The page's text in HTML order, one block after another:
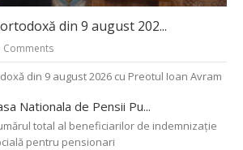
din 9 august 202...
Comments
din 9 august 2026 cu Preotul Ioan Avram
Nationala de Pensii Pu...
total al beneficiarilor de indemnizație
pentru pensionari